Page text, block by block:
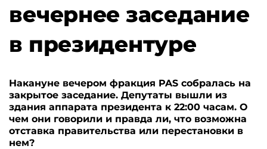
вечернее заседание
в президентуре
Накануне вечером фракция PAS собралась на
закрытое заседание. Депутаты вышли из
здания аппарата президента к 22:00 часам. О
чем они говорили и правда ли, что возможна
отставка правительства или перестановки в
нем?